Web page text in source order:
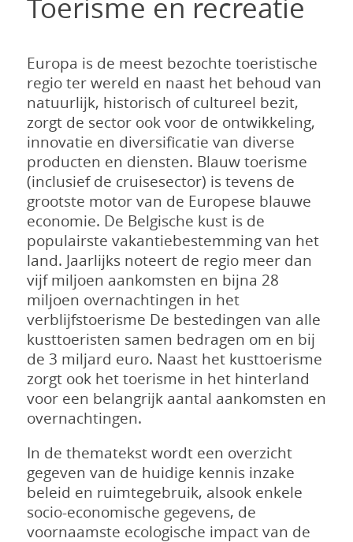
Toerisme en recreatie
Europa is de meest bezochte toeristische
regio ter wereld en naast het behoud van
natuurlijk, historisch of cultureel bezit,
zorgt de sector ook voor de ontwikkeling,
innovatie en diversificatie van diverse
producten en diensten. Blauw toerisme
(inclusief de cruisesector) is tevens de
grootste motor van de Europese blauwe
economie. De Belgische kust is de
populairste vakantiebestemming van het
land. Jaarlijks noteert de regio meer dan
vijf miljoen aankomsten en bijna 28
miljoen overnachtingen in het
verblijfstoerisme De bestedingen van alle
kusttoeristen samen bedragen om en bij
de 3 miljard euro. Naast het kusttoerisme
zorgt ook het toerisme in het hinterland
voor een belangrijk aantal aankomsten en
overnachtingen.
In de thematekst wordt een overzicht
gegeven van de huidige kennis inzake
beleid en ruimtegebruik, alsook enkele
socio-economische gegevens, de
voornaamste ecologische impact van de